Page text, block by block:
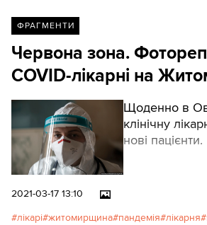
ФРАГМЕНТИ
Червона зона.
COVID-лікарні на
Щоденно в
клінічну
нові пацієнти.
2021-03-17 13:10
лікарі житомирщина пандемія лікарня